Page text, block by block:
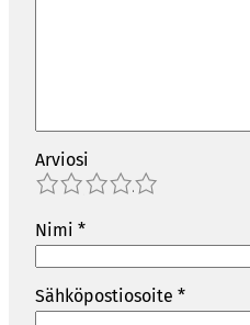
Arviosi
4
3
2
1
Nimi *
Sähköpostiosoite *